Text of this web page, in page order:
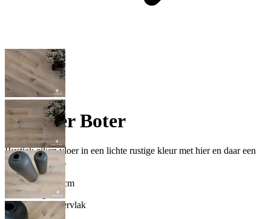
Vermeer Boter
Rustiek eiken vloer in een lichte rustige kleur met hier en daar een
levendige noest.
Formaat
22 x 220 x 1,5 cm
Afwerking
Geschaafd oppervlak